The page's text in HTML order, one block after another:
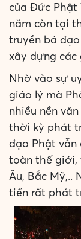
của Đức Phật
năm còn tại
truyền bá
xây dựng các
Nhờ vào sự
giáo lý mà
nhiều nền
thời kỳ phát
đạo Phật vẫn
toàn thế giới,
Âu, Bắc Mỹ,..
tiến rất phát